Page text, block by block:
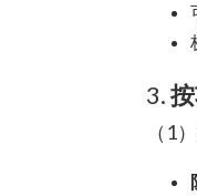
3.
（1